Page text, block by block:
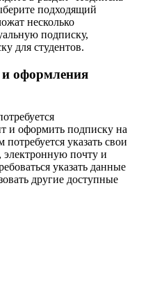
подходящий
несколько
подписку,
для студентов.
оформления
и оформить подписку на
указать свои
почту и
указать данные
другие доступные